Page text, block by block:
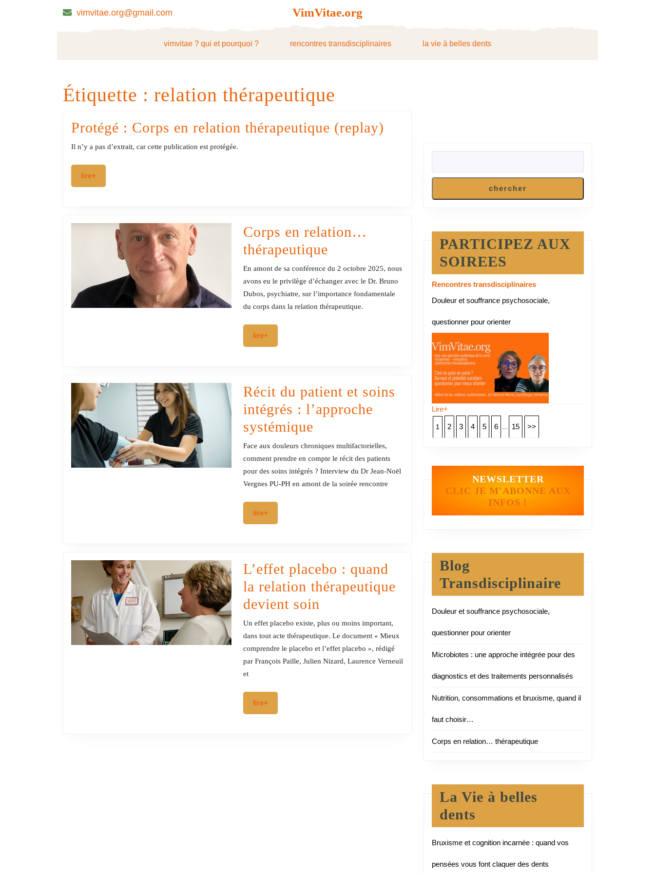
vimvitae.org@gmail.com VimVitae.org
vimvitae ? qui et pourquoi ? rencontres transdisciplinaires la vie à belles dents
Étiquette : relation thérapeutique
Protégé : Corps en relation thérapeutique (replay)
thérapeutique
Il n’y a pas d’extrait, car cette publication est protégée.
lire+
Corps en relation…
thérapeutique
en
relation…
thérapeutique
En amont de sa conférence du 2 octobre 2025, nous
avons eu le privilège d’échanger avec le Dr. Bruno
Dubos, psychiatre, sur l’importance fondamentale
du corps dans la relation thérapeutique.
lire+
Récit du patient et soins
intégrés : l’approche
systémique
du
patient
et
systémique
Face aux douleurs chroniques multifactorielles,
comment prendre en compte le récit des patients
pour des soins intégrés ? Interview du Dr Jean-Noël
Vergnes PU-PH en amont de la soirée rencontre
lire+
L’effet placebo : quand
la relation thérapeutique
devient soin
placebo
:
quand
Un effet placebo existe, plus ou moins important,
dans tout acte thérapeutique. Le document « Mieux
comprendre le placebo et l’effet placebo », rédigé
par François Paille, Julien Nizard, Laurence Verneuil
et
lire+
chercher
PARTICIPEZ AUX
SOIREES
Rencontres transdisciplinaires
Douleur et souffrance psychosociale,
questionner pour orienter
Lire+
1 2 3 4 5 6 ... 15 >>
NEWSLETTER
CLIC JE M'ABONNE AUX
INFOS !
Blog
Transdisciplinaire
Douleur et souffrance psychosociale,
questionner pour orienter
Microbiotes : une approche intégrée pour des
diagnostics et des traitements personnalisés
Nutrition, consommations et bruxisme, quand il
faut choisir…
Corps en relation… thérapeutique
La Vie à belles
dents
Bruxisme et cognition incarnée : quand vos
pensées vous font claquer des dents